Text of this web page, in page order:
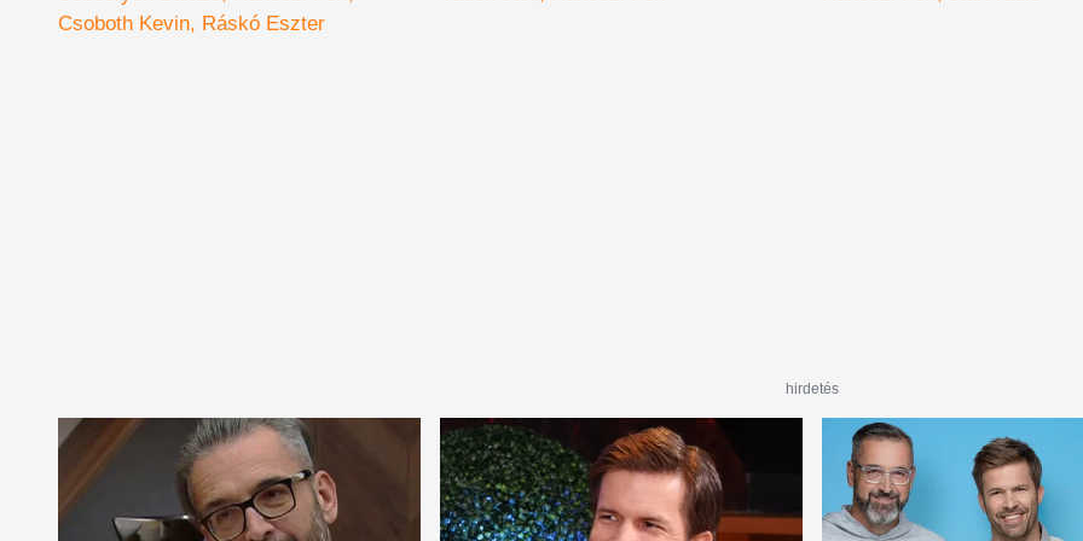
örült a gólnak
Csoboth Kevin Ráskó Eszter
hirdetés